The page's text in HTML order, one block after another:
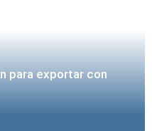
para exportar con